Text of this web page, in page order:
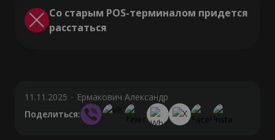
Со старым POS-терминалом придется
расстаться
11.11.2025 · Ермакович Александр
Поделиться: